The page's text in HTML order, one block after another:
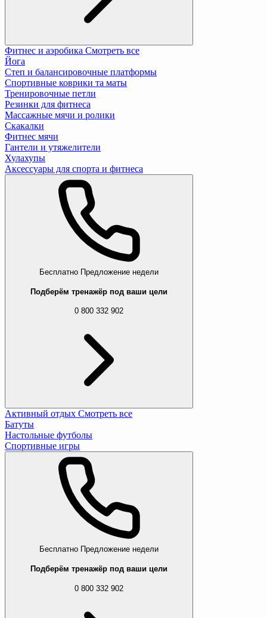
Фитнес и аэробика Смотреть все
Йога
Степ и балансировочные платформы
Спортивные коврики та маты
Тренировочные петли
Резинки для фитнеса
Массажные мячи и ролики
Скакалки
Фитнес мячи
Гантели и утяжелители
Хулахупы
Аксессуары для спорта и фитнеса
Бесплатно Предложение недели
Подберём тренажёр под ваши цели
0 800 332 902
Активный отдых Смотреть все
Батуты
Настольные футболы
Спортивные игры
Бесплатно Предложение недели
Подберём тренажёр под ваши цели
0 800 332 902